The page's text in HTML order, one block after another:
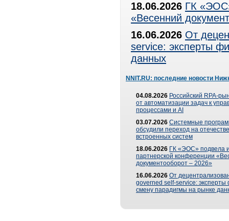
18.06.2026 ГК
«Весенний
16.06.2026 От
service: эксперты
данных
NNIT.RU: последние новости
04.08.2026 Российский RPA-
от автоматизации задач к
процессами и AI
03.07.2026 Системные
обсудили переход на
встроенных систем
18.06.2026 ГК «ЭОС» подвела
партнерской конференции
документооборот – 2026»
16.06.2026 От
governed self-service: эксперты
смену парадигмы на рынке